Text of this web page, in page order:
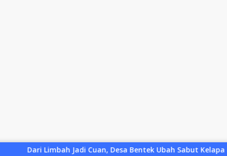
Desa Bentek Ubah Sabut Kelapa Menjadi Peluang UMKM